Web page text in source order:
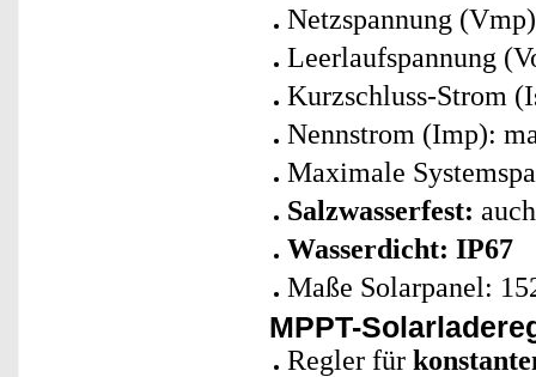
Netzspannung
Leerlaufspannung
Kurzschluss-Strom
Nennstrom (Imp):
Maximale
Salzwasserfest:
Wasserdicht: IP67
Maße Solarpanel:
MPPT-
Regler für